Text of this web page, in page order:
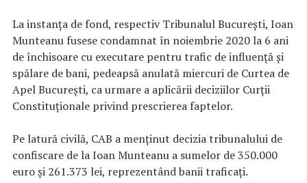
La instanţa de fond, respectiv Tribunalul Bucureşti, Ioan
Munteanu fusese condamnat în noiembrie 2020 la 6 ani
de închisoare cu executare pentru trafic de influenţă şi
spălare de bani, pedeapsă anulată miercuri de Curtea de
Apel Bucureşti, ca urmare a aplicării deciziilor Curţii
Constituţionale privind prescrierea faptelor.
Pe latură civilă, CAB a menţinut decizia tribunalului de
confiscare de la Ioan Munteanu a sumelor de 350.000
euro şi 261.373 lei, reprezentând banii traficaţi.